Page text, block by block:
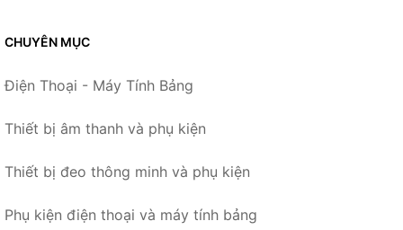
CHUYÊN MỤC
Điện Thoại - Máy Tính Bảng
Thiết bị âm thanh và phụ kiện
Thiết bị đeo thông minh và phụ kiện
Phụ kiện điện thoại và máy tính bảng